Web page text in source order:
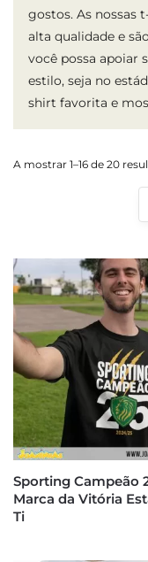
gostos. As nossas
alta qualidade e
você possa apoiar
estilo, seja no
shirt favorita e
A mostrar 1–16 de 20
Sporting Campeão
Marca da Vitória
Ti